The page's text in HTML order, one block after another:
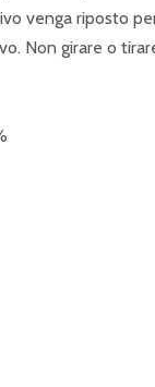
venga riposto
Non girare o